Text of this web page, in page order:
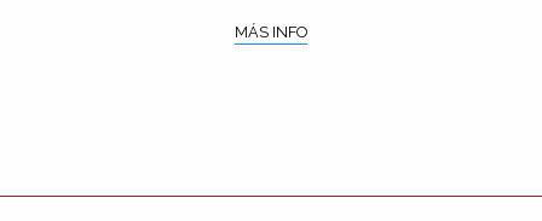
MÁS INFO